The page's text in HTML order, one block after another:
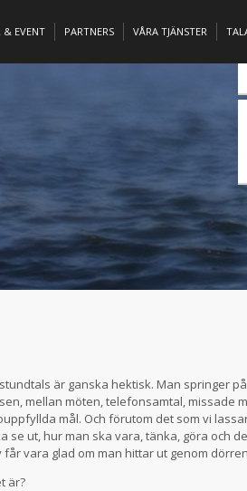
& EVENT PARTNERS VÅRA TJÄNSTER
är ganska hektisk. Man springer
mellan möten, telefonsamtal, missade
mål. Och förutom det som vi
se ut, hur man ska vara, tänka, göra och
vara glad om man hittar ut genom
är?